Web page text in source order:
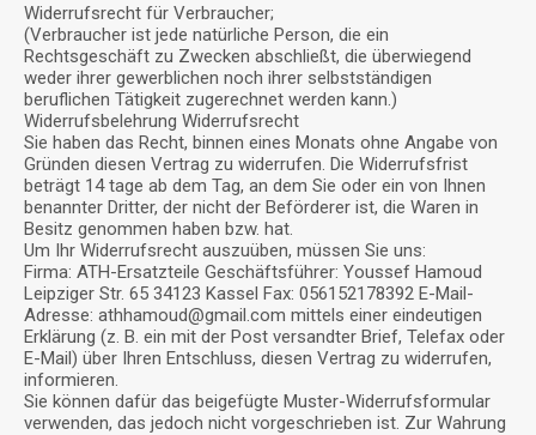
Widerrufsrecht für Verbraucher;
(Verbraucher ist jede natürliche Person, die ein
Rechtsgeschäft zu Zwecken abschließt, die überwiegend
weder ihrer gewerblichen noch ihrer selbstständigen
beruflichen Tätigkeit zugerechnet werden kann.)
Widerrufsbelehrung Widerrufsrecht
Sie haben das Recht, binnen eines Monats ohne Angabe von
Gründen diesen Vertrag zu widerrufen. Die Widerrufsfrist
beträgt 14 tage ab dem Tag, an dem Sie oder ein von Ihnen
benannter Dritter, der nicht der Beförderer ist, die Waren in
Besitz genommen haben bzw. hat.
Um Ihr Widerrufsrecht auszuüben, müssen Sie uns:
Firma: ATH-Ersatzteile Geschäftsführer: Youssef Hamoud
Leipziger Str. 65 34123 Kassel Fax: 056152178392 E-Mail-
Adresse: athhamoud@gmail.com mittels einer eindeutigen
Erklärung (z. B. ein mit der Post versandter Brief, Telefax oder
E-Mail) über Ihren Entschluss, diesen Vertrag zu widerrufen,
informieren.
Sie können dafür das beigefügte Muster-Widerrufsformular
verwenden, das jedoch nicht vorgeschrieben ist. Zur Wahrung